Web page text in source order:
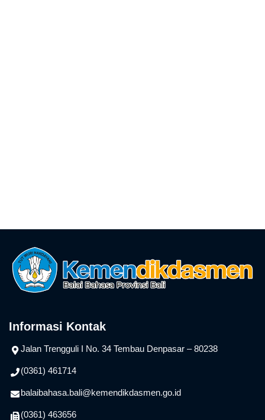
Informasi Kontak
Jalan Trengguli I No. 34 Tembau Denpasar – 80238
(0361) 461714
balaibahasa.bali@kemendikdasmen.go.id
(0361) 463656